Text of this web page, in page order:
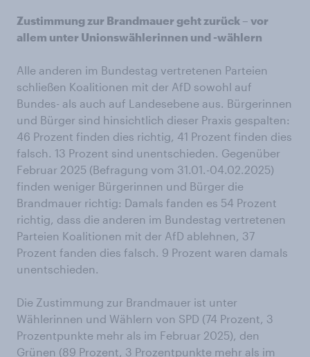
Zustimmung zur Brandmauer geht zurück – vor
allem unter Unionswählerinnen und -wählern
Alle anderen im Bundestag vertretenen Parteien
schließen Koalitionen mit der AfD sowohl auf
Bundes- als auch auf Landesebene aus. Bürgerinnen
und Bürger sind hinsichtlich dieser Praxis gespalten:
46 Prozent finden dies richtig, 41 Prozent finden dies
falsch. 13 Prozent sind unentschieden. Gegenüber
Februar 2025 (Befragung vom 31.01.-04.02.2025)
finden weniger Bürgerinnen und Bürger die
Brandmauer richtig: Damals fanden es 54 Prozent
richtig, dass die anderen im Bundestag vertretenen
Parteien Koalitionen mit der AfD ablehnen, 37
Prozent fanden dies falsch. 9 Prozent waren damals
unentschieden.
Die Zustimmung zur Brandmauer ist unter
Wählerinnen und Wählern von SPD (74 Prozent, 3
Prozentpunkte mehr als im Februar 2025), den
Grünen (89 Prozent, 3 Prozentpunkte mehr als im